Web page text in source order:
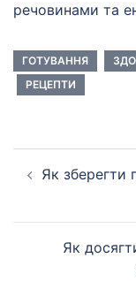
речовинами та
ГОТУВАННЯ
РЕЦЕПТИ
Навігація
запису
Як зберегти
Як